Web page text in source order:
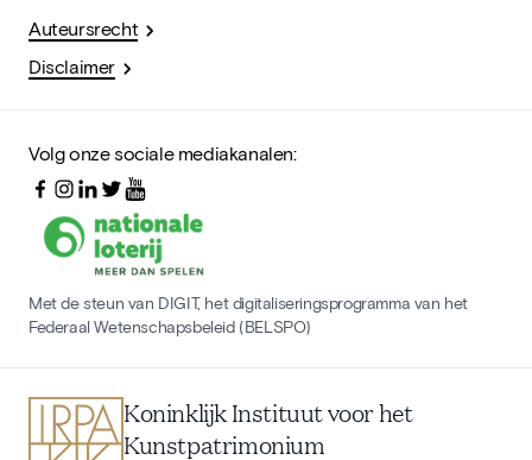
Auteursrecht
Disclaimer
Volg onze sociale mediakanalen:
Met de steun van DIGIT, het digitaliseringsprogramma van het
Federaal Wetenschapsbeleid (BELSPO)
Koninklijk Instituut voor het
Kunstpatrimonium